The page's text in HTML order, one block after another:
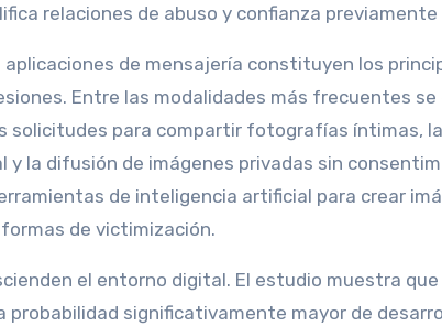
relaciones de abuso y confianza
aplicaciones de mensajería constituyen los
Entre las modalidades más frecuentes
solicitudes para compartir fotografías íntimas,
y la difusión de imágenes privadas sin
de inteligencia artificial para crear
de victimización.
el entorno digital. El estudio muestra
probabilidad significativamente mayor de